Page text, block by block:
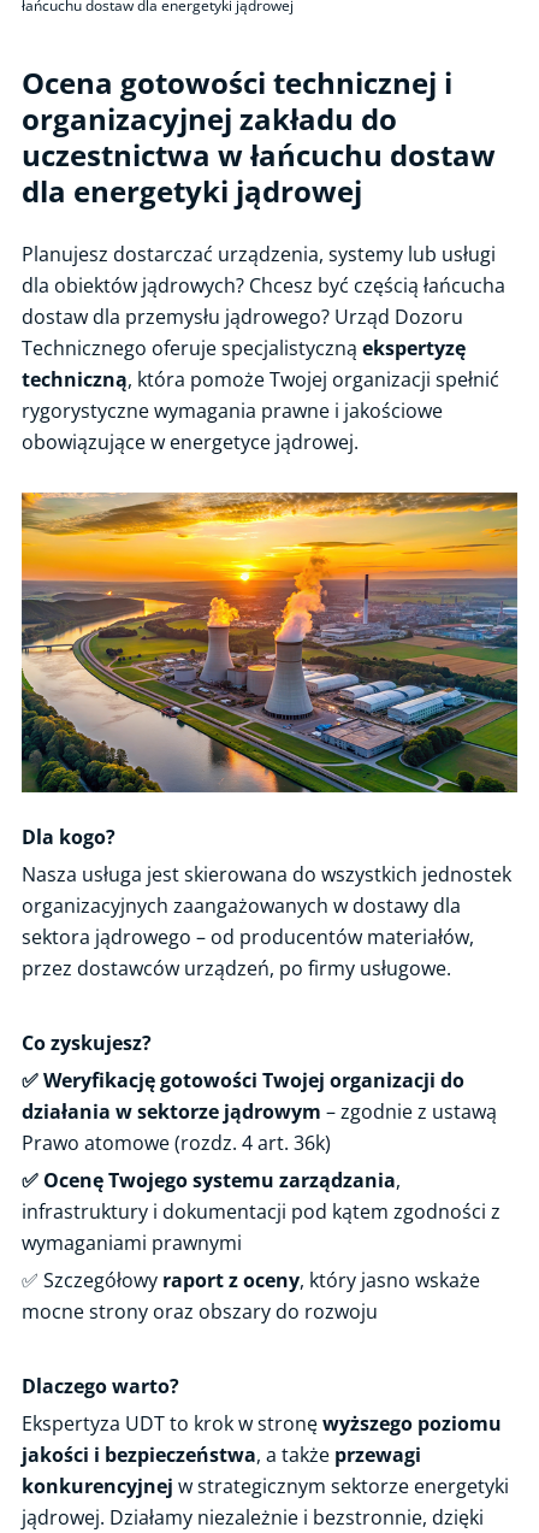
łańcuchu dostaw dla energetyki jądrowej
Certyfikacja wyrobów
Ocena zgodności i CE
Ekspertyzy techniczne
Ocena gotowości technicznej i organizacyjnej zakładu do
Ślad węglowy organizacji
Ocena stanu technicznego instalacji fotowoltaicznej
Inspekcja paneli fotowoltaicznych z użyciem drona z termowizją
Punkty i stacje ładowania pojazdów - weryfikacja poprawności i
zainstalowania urządzenia
Spawalnictwo – pakiet usług
Ocena maszyn z minimalnymi wymaganiami dot. BHP
Okresowa kontrola systemu ogrzewania, z uwzględnieniem
efektywności energetycznej źródeł ciepła
Analizy zagrożeń i oceny ryzyka
Analiza niezawodności układów bezpieczeństwa
Próba ciśnieniowa
Próba obciążeniowa
Badania nieniszczące / NDT
Przenoszenie oznaczeń materiałowych
Efektywność energetyczna dźwigów
Inspekcja dobrowolna zakładu przygotowującego zbiorniki
Inspekcja dobrowolna zakładu napełniającego gazami zbiorniki
przenośne
Audyt energetyczny przedsiębiorstwa
Nadzór inżynierski
Ocena zakładu przygotowującego zawory bezpieczeństwa do
potwierdzenia ciśnienia nastawy
Bezpieczeństwo procesowe
Wsparcie techniczne przy doborze dźwigu
Kontrola stanu technicznego UTB objetych formą dozoru
Projektowana żywotność eksploatacyjna (resurs)
Certyfikacja systemu zarządzania bezpieczeństwem funkcjonalnym
FSM
ATEX User
Ślad energii odnawialnej
Ocena gotowości technicznej i
organizacyjnej zakładu do
uczestnictwa w łańcuchu dostaw
dla energetyki jądrowej
Planujesz dostarczać urządzenia, systemy lub usługi
dla obiektów jądrowych? Chcesz być częścią łańcucha
dostaw dla przemysłu jądrowego? Urząd Dozoru
Technicznego oferuje specjalistyczną ekspertyzę
techniczną, która pomoże Twojej organizacji spełnić
rygorystyczne wymagania prawne i jakościowe
obowiązujące w energetyce jądrowej.
Dla kogo?
Nasza usługa jest skierowana do wszystkich jednostek
organizacyjnych zaangażowanych w dostawy dla
sektora jądrowego – od producentów materiałów,
przez dostawców urządzeń, po firmy usługowe.
Co zyskujesz?
✅ Weryfikację gotowości Twojej organizacji do
działania w sektorze jądrowym – zgodnie z ustawą
Prawo atomowe (rozdz. 4 art. 36k)
✅ Ocenę Twojego systemu zarządzania,
infrastruktury i dokumentacji pod kątem zgodności z
wymaganiami prawnymi
✅ Szczegółowy raport z oceny, który jasno wskaże
mocne strony oraz obszary do rozwoju
Dlaczego warto?
Ekspertyza UDT to krok w stronęwyższego poziomu
jakości i bezpieczeństwa, a także przewagi
konkurencyjnej w strategicznym sektorze energetyki
jądrowej. Działamy niezależnie i bezstronnie, dzięki